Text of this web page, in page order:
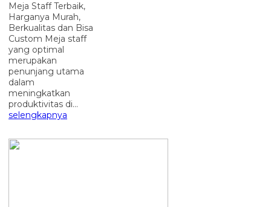
Meja Staff Terbaik,
Harganya Murah,
Berkualitas dan Bisa
Custom Meja staff
yang optimal
merupakan
penunjang utama
dalam
meningkatkan
produktivitas di...
selengkapnya